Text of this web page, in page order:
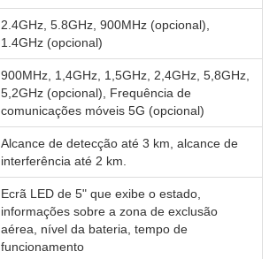
2.4GHz, 5.8GHz, 900MHz (opcional),
1.4GHz (opcional)
900MHz, 1,4GHz, 1,5GHz, 2,4GHz, 5,8GHz,
5,2GHz (opcional), Frequência de
comunicações móveis 5G (opcional)
Alcance de detecção até 3 km, alcance de
interferência até 2 km.
Ecrã LED de 5" que exibe o estado,
informações sobre a zona de exclusão
aérea, nível da bateria, tempo de
funcionamento